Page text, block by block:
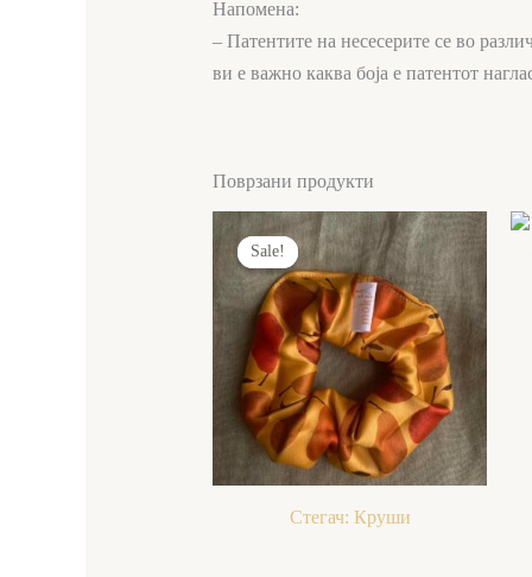
Напомена:
– Патентите на несесерите се во
ви е важно каква боја е патентот
Поврзани продукти
Sale!
Sale!
Стегач: Круши
Original
price
was:
400,00 ден.
Current
price
is:
300,00 ден.